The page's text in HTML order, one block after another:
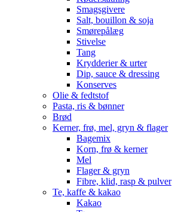
Smagsgivere
Salt, bouillon & soja
Smørepålæg
Stivelse
Tang
Krydderier & urter
Dip, sauce & dressing
Konserves
Olie & fedtstof
Pasta, ris & bønner
Brød
Kerner, frø, mel, gryn & flager
Bagemix
Korn, frø & kerner
Mel
Flager & gryn
Fibre, klid, rasp & pulver
Te, kaffe & kakao
Kakao